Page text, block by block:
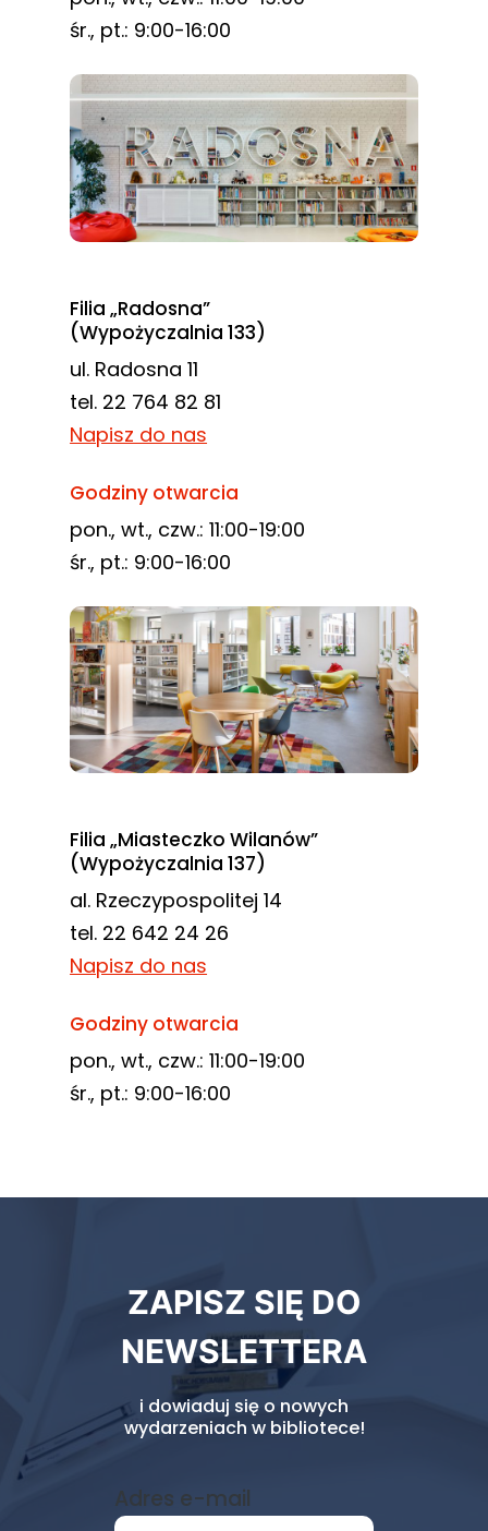
śr., pt.: 9:00-16:00
Filia „Radosna”
(Wypożyczalnia 133)
ul. Radosna 11
tel. 22 764 82 81
Napisz do nas
Godziny otwarcia
pon., wt., czw.: 11:00-19:00
śr., pt.: 9:00-16:00
Filia „Miasteczko Wilanów”
(Wypożyczalnia 137)
al. Rzeczypospolitej 14
tel. 22 642 24 26
Napisz do nas
Godziny otwarcia
pon., wt., czw.: 11:00-19:00
śr., pt.: 9:00-16:00
biblioteki
ZAPISZ SIĘ DO
NEWSLETTERA
i dowiaduj się o nowych
wydarzeniach w bibliotece!
Adres e-mail